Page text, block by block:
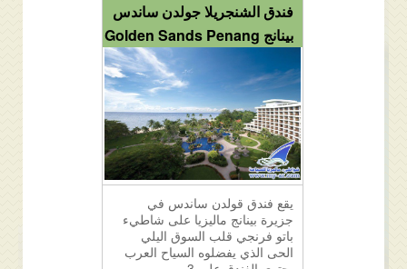
فندق الشنجريلا جولدن ساندس
بينانج Golden Sands Penang
يقع فندق قولدن ساندس في
جزيرة بينانج ماليزيا على شاطيء
باتو فرنجي قلب السوق اليلي
الحى الذي يفضلوه السياح العرب